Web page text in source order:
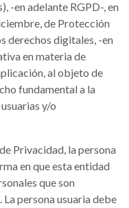
-en adelante RGPD-, en
de Protección
derechos digitales, -en
en materia de
al objeto de
fundamental a la
y/o
Privacidad, la persona
en que esta entidad
que son
persona usuaria debe